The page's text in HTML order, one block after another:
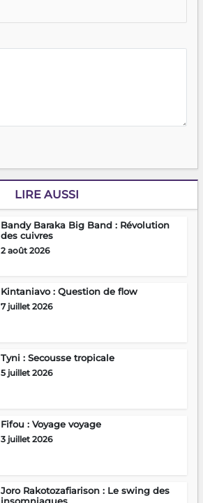
LIRE AUSSI
Bandy Baraka Big Band : Révolution
des cuivres
2 août 2026
Kintaniavo : Question de flow
7 juillet 2026
Tyni : Secousse tropicale
5 juillet 2026
Fifou : Voyage voyage
3 juillet 2026
Joro Rakotozafiarison : Le swing des